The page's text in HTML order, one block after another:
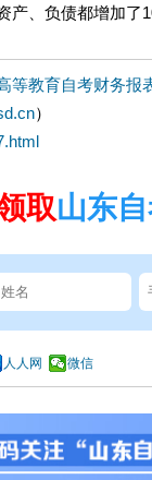
产、负债都增加
等教育自考财务报
）
取山东
人人网 微信